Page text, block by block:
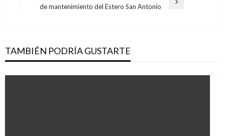
entradas
Entrada
de mantenimiento del Estero San Antonio
TAMBIÉN PODRÍA GUSTARTE